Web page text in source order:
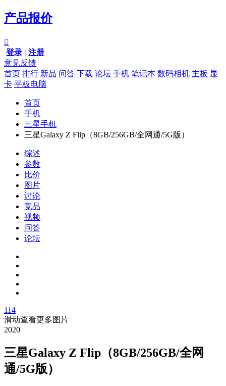
产品报价

登录 | 注册
意见反馈
首页 排行 新品 问答 下载 论坛 手机 笔记本 数码相机 主板 显
卡 平板电脑
首页
手机
三星手机
三星Galaxy Z Flip（8GB/256GB/全网通/5G版）
综述
参数
比价
图片
讨论
竞品
视频
问答
论坛
114
滑动查看更多图片
2020
三星Galaxy Z Flip（8GB/256GB/全网
通/5G版）